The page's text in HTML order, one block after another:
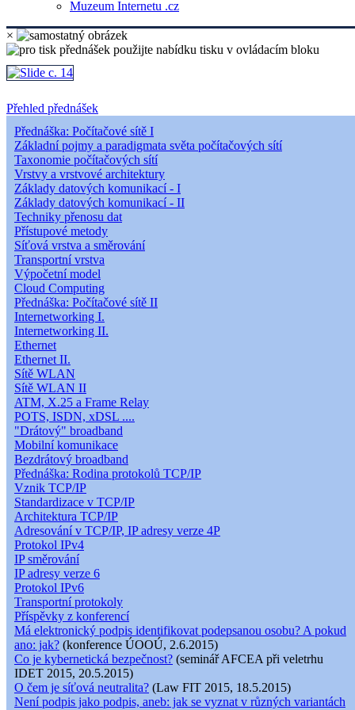
Muzeum Internetu .cz
×
Přehled přednášek
Přednáška: Počítačové sítě I
Základní pojmy a paradigmata světa počítačových sítí
Taxonomie počítačových sítí
Vrstvy a vrstvové architektury
Základy datových komunikací - I
Základy datových komunikací - II
Techniky přenosu dat
Přístupové metody
Síťová vrstva a směrování
Transportní vrstva
Výpočetní model
Cloud Computing
Přednáška: Počítačové sítě II
Internetworking I.
Internetworking II.
Ethernet
Ethernet II.
Sítě WLAN
Sítě WLAN II
ATM, X.25 a Frame Relay
POTS, ISDN, xDSL ....
"Drátový" broadband
Mobilní komunikace
Bezdrátový broadband
Přednáška: Rodina protokolů TCP/IP
Vznik TCP/IP
Standardizace v TCP/IP
Architektura TCP/IP
Adresování v TCP/IP, IP adresy verze 4P
Protokol IPv4
IP směrování
IP adresy verze 6
Protokol IPv6
Transportní protokoly
Příspěvky z konferencí
Má elektronický podpis identifikovat podepsanou osobu? A pokud
ano: jak? (konference ÚOOÚ, 2.6.2015)
Co je kybernetická bezpečnost? (seminář AFCEA při veletrhu
IDET 2015, 20.5.2015)
O čem je síťová neutralita? (Law FIT 2015, 18.5.2015)
Není podpis jako podpis, aneb: jak se vyznat v různých variantách